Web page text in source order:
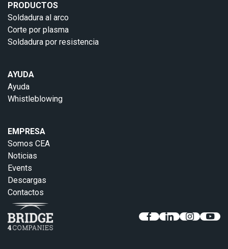
PRODUCTOS
Soldadura al arco
Corte por plasma
Soldadura por resistencia
AYUDA
Ayuda
Whistleblowing
EMPRESA
Somos CEA
Noticias
Events
Descargas
Contactos